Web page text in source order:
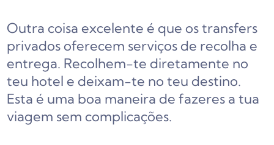
Outra coisa excelente é que os transfers
privados oferecem serviços de recolha e
entrega. Recolhem-te diretamente no
teu hotel e deixam-te no teu destino.
Esta é uma boa maneira de fazeres a tua
viagem sem complicações.